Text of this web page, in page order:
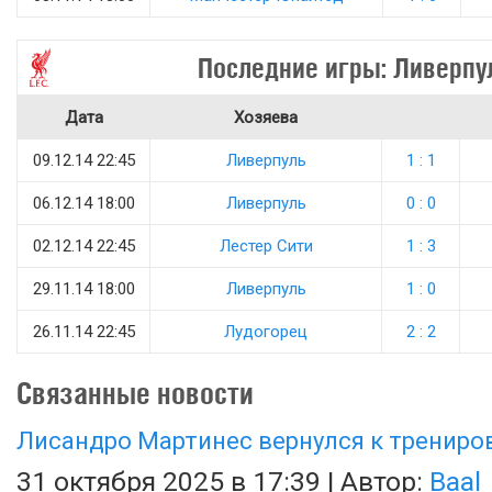
Последние игры:
Дата Хозяева
09.12.14 22:45 Ливерпуль 1 : 1
06.12.14 18:00 Ливерпуль 0 : 0
02.12.14 22:45 Лестер Сити 1 : 3
29.11.14 18:00 Ливерпуль 1 : 0
26.11.14 22:45 Лудогорец 2 : 2
Связанные новости
Лисандро Мартинес вернулся к
31 октября 2025 в 17:39 | Автор: Baal